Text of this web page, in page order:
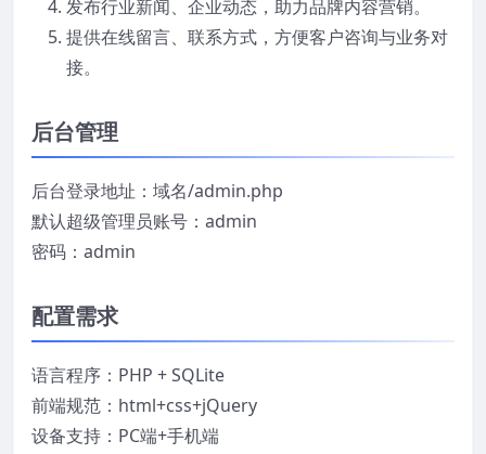
发布行业新闻、企业动态，助力品牌内容营销。
提供在线留言、联系方式，方便客户咨询与业务对
接。
后台管理
后台登录地址：域名/admin.php
默认超级管理员账号：admin
密码：admin
配置需求
语言程序：PHP + SQLite
前端规范：html+css+jQuery
设备支持：PC端+手机端